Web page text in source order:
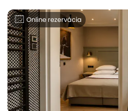
Online rezervácia